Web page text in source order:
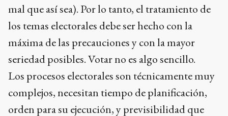
mal que así sea). Por lo tanto, el tratamiento de
los temas electorales debe ser hecho con la
máxima de las precauciones y con la mayor
seriedad posibles. Votar no es algo sencillo.
Los procesos electorales son técnicamente muy
complejos, necesitan tiempo de planificación,
orden para su ejecución, y previsibilidad que